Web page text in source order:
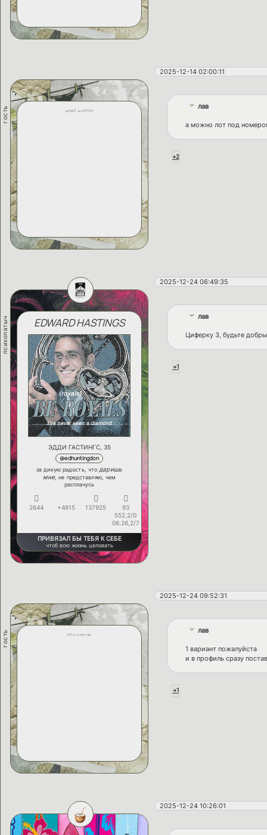
2025-12-14 02:00:11
гость grace wheeler лав
а можно лот под
+2
2025-12-24 06:49:35
психопатыч EDWARD HASTINGS
ЭДДИ ГАСТИНГС, 35
@edhuntingdon
за дикую радость, что даришь
мне, не представляю, чем
расплачусь
2644 +4815 137925
93
552,2/0
08.26,2/7
ПРИВЯЗАЛ БЫ ТЕБЯ К СЕБЕ
чтоб всю жизнь целовать
лав
Циферку 3, будьте
+1
2025-12-24 09:52:31
гость felix corvan лав
1 вариант пожалуйста
и в профиль сразу
+1
2025-12-24 10:26:01